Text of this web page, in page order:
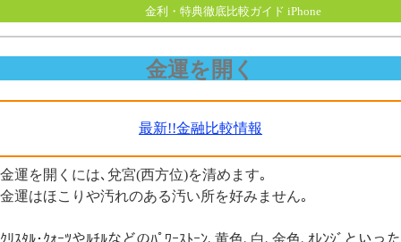
金利・特典徹底比較ガイド iPhone
金運を開く
最新!!金融比較情報
金運を開くには､兌宮(西方位)を清めます｡
金運はほこりや汚れのある汚い所を好みません｡
ｸﾘｽﾀﾙ･ｸｫｰﾂやﾙﾁﾙなどのﾊﾟﾜｰｽﾄｰﾝ､黄色､白､金色､ｵﾚﾝｼﾞといった